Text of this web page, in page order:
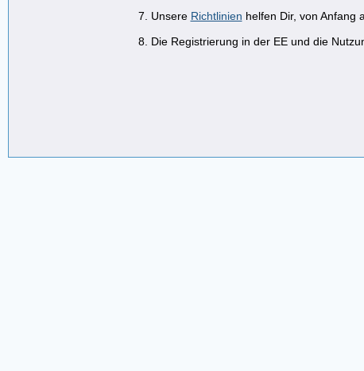
Unsere Richtlinien helfen Dir, von Anfang
Die Registrierung in der EE und die